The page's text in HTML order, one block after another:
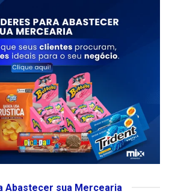
Abastecer sua Mercearia